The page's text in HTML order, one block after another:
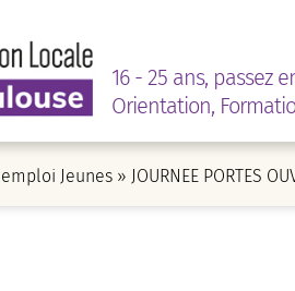
16 - 25 ans, passez
Orientation,
Jeunes » JOURNEE PORTES